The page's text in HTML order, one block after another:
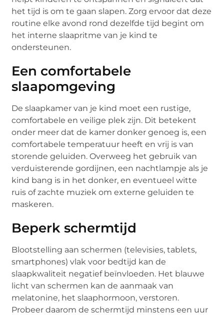
het tijd is om te gaan slapen. Zorg ervoor dat deze
routine elke avond rond dezelfde tijd begint om
het interne slaapritme van je kind te
ondersteunen.
Een comfortabele
slaapomgeving
De slaapkamer van je kind moet een rustige,
comfortabele en veilige plek zijn. Dit betekent
onder meer dat de kamer donker genoeg is, een
comfortabele temperatuur heeft en vrij is van
storende geluiden. Overweeg het gebruik van
verduisterende gordijnen, een nachtlampje als je
kind bang is in het donker, en eventueel witte
ruis of zachte muziek om externe geluiden te
maskeren.
Beperk schermtijd
Blootstelling aan schermen (televisies, tablets,
smartphones) vlak voor bedtijd kan de
slaapkwaliteit negatief beïnvloeden. Het blauwe
licht van schermen kan de aanmaak van
melatonine, het slaaphormoon, verstoren.
Probeer daarom de schermtijd minstens een uur